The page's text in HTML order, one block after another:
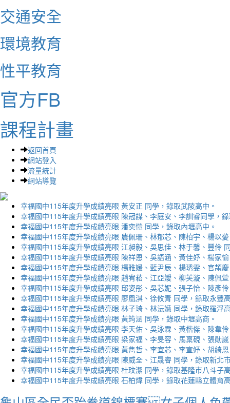
交通安全
環境教育
性平教育
官方FB
課程計畫
返回首頁
網站登入
流量統計
網站導覽
幸福國中115年度升學成績亮眼 黃安正 同學，錄取武陵高中。
幸福國中115年度升學成績亮眼 陳冠謀、李庭安、李訓睿同學，
幸福國中115年度升學成績亮眼 潘奕愷 同學，錄取內壢高中。
幸福國中115年度升學成績亮眼 農佩珊、林郁芯、陳柏宇、楊以
幸福國中115年度升學成績亮眼 江昶毅、吳思佳、林于馨、豐伶
幸福國中115年度升學成績亮眼 陳祥恩、吳語涵、黃佳妤、楊家
幸福國中115年度升學成績亮眼 楊雅媛、藍尹辰、楊琇雯、官頡
幸福國中115年度升學成績亮眼 趙宥菘、江亞嬡、柳芙漩、陳佩
幸福國中115年度升學成績亮眼 邱姿彤、吳芯妮、張子怡、陳彥
幸福國中115年度升學成績亮眼 廖凰淇、徐攸青 同學，錄取永豐
幸福國中115年度升學成績亮眼 林子琦、林沄嬨 同學，錄取羅浮
幸福國中115年度升學成績亮眼 黃筠涵 同學，錄取中壢高商。
幸福國中115年度升學成績亮眼 李天佑、吳泳霖、黃楷傑、陳韋
幸福國中115年度升學成績亮眼 梁家福、李旻容、馬稟硯、張勛
幸福國中115年度升學成績亮眼 黃雋哲、李宜芯、李宣妤、胡綺
幸福國中115年度升學成績亮眼 陳威全、江晟睿 同學，錄取新北
幸福國中115年度升學成績亮眼 杜玟潔 同學，錄取基隆市八斗子
幸福國中115年度升學成績亮眼 石柏煒 同學，錄取花蓮縣立體育